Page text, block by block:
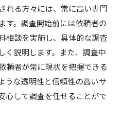
れる方々には、常に高い専門
す。調査開始前には依頼者の
相談を実施し、具体的な調査
く説明します。また、調査中
頼者が常に現状を把握できる
うな透明性と信頼性の高いサ
心して調査を任せることがで